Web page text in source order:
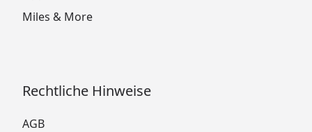
Miles & More
Rechtliche Hinweise
AGB